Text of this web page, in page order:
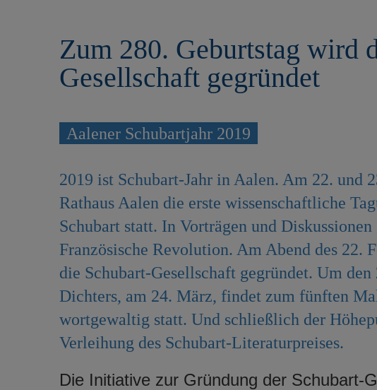
Zum 280. Geburtstag wird
Gesellschaft gegründet
Aalener Schubartjahr 2019
2019 ist Schubart-Jahr in Aalen. Am 22. und
Rathaus Aalen die erste wissenschaftliche
Schubart statt. In Vorträgen und
Französische Revolution. Am Abend des 22.
die Schubart-Gesellschaft gegründet. Um den
Dichters, am 24. März, findet zum fünften
wortgewaltig statt. Und schließlich der
Verleihung des Schubart-Literaturpreises.
Die Initiative zur Gründung der Schubart-